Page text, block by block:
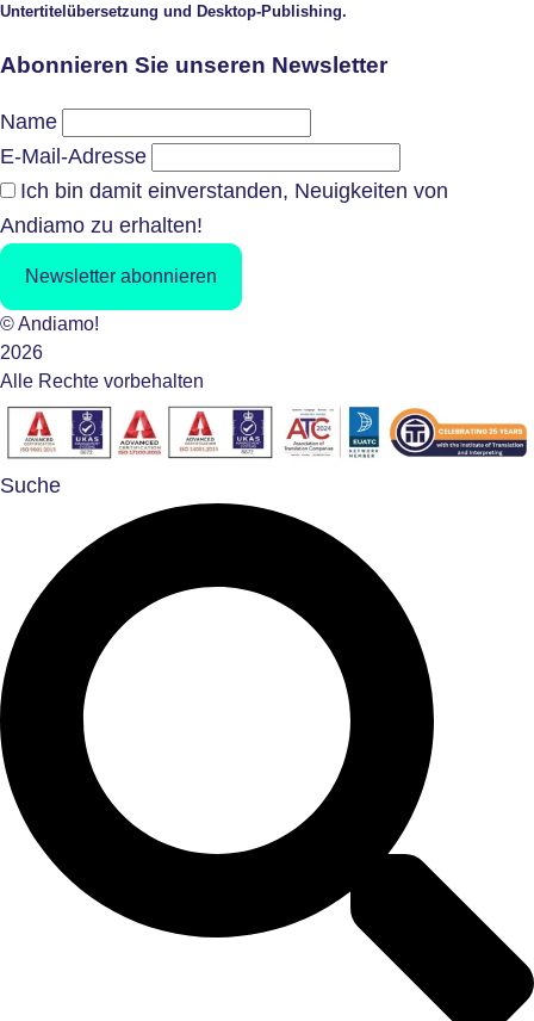
Untertitelübersetzung und Desktop-Publishing.
Abonnieren Sie unseren Newsletter
Name
E-Mail-Adresse
Ich bin damit einverstanden, Neuigkeiten von
Andiamo zu erhalten!
Newsletter abonnieren
© Andiamo!
2026
Alle Rechte vorbehalten
Suche